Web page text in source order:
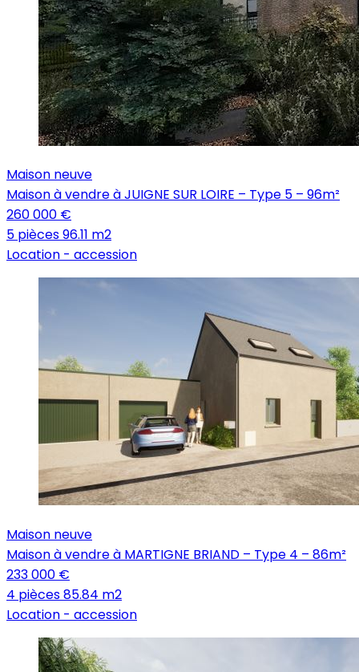
Maison neuve
Maison à vendre à JUIGNE SUR LOIRE – Type 5 – 96m²
260 000 €
5 pièces96.11 m2
Location - accession
Maison neuve
Maison à vendre à MARTIGNE BRIAND – Type 4 – 86m²
233 000 €
4 pièces85.84 m2
Location - accession